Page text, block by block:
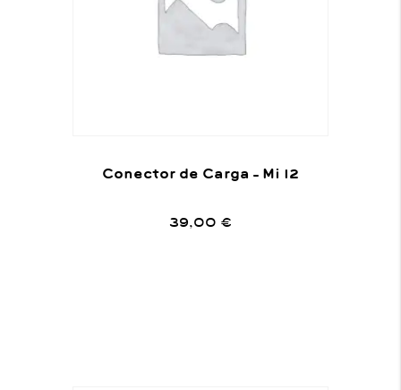
Conector de Carga – Mi 12
39,00 €